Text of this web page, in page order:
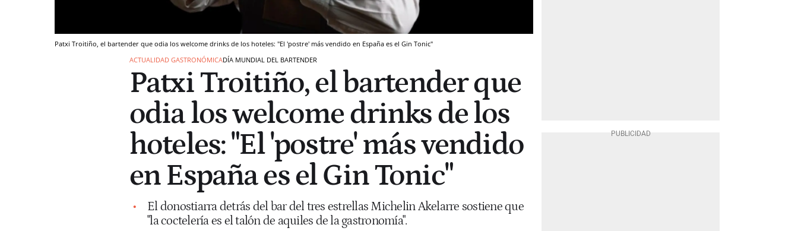
Patxi Troitiño, el bartender que odia los welcome drinks de los hoteles: "El 'postre' más vendido en España es el Gin Tonic"
ACTUALIDAD GASTRONÓMICADÍA MUNDIAL DEL BARTENDER
Patxi Troitiño, el bartender que
odia los welcome drinks de los
hoteles: "El 'postre' más vendido
en España es el Gin Tonic"
El donostiarra detrás del bar del tres estrellas Michelin Akelarre sostiene que
"la coctelería es el talón de aquiles de la gastronomía".